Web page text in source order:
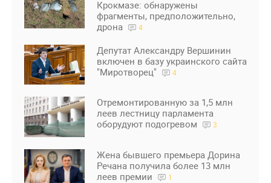
Крокмазе: обнаружены
фрагменты, предположительно,
дрона
4
Депутат Александру Вершинин
включен в базу украинского сайта
"Миротворец"
4
Отремонтированную за 1,5 млн
леев лестницу парламента
оборудуют подогревом
3
Жена бывшего премьера Дорина
Речана получила более 13 млн
леев премии
1